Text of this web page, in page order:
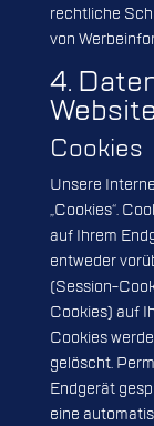
rechtliche
von
4.
Website
Cookies
Unsere
„Cookies“.
auf Ihrem
entweder
(Session-
Cookies) auf
Cookies
gelöscht.
Endgerät
eine